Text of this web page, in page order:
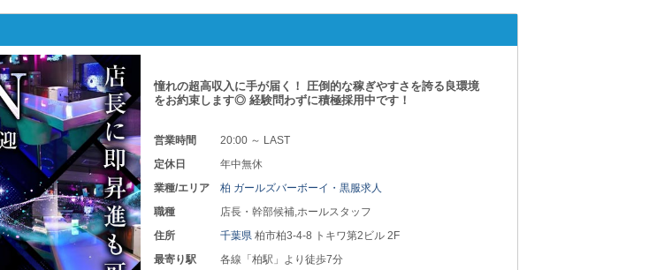
憧れの超高収入に手が届く！ 圧倒的な稼ぎやすさを誇る良環境
をお約束します◎ 経験問わずに積極採用中です！
営業時間
20:00 ～ LAST
定休日
年中無休
業種/エリア
柏 ガールズバーボーイ・黒服求人
職種
店長・幹部候補,ホールスタッフ
住所
千葉県 柏市柏3-4-8 トキワ第2ビル 2F
最寄り駅
各線「柏駅」より徒歩7分